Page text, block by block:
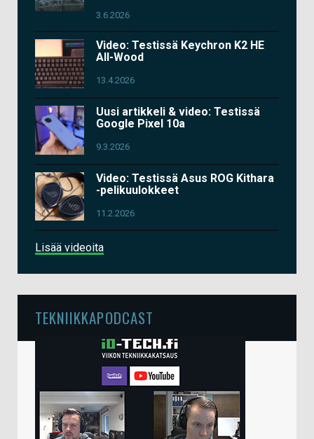
3.6.2026
Video: Testissä Keychron K2 HE
All-Wood
13.4.2026
Uusi artikkeli & video: Testissä
Google Pixel 10a
9.3.2026
Video: Testissä Asus ROG Kithara
-pelikuulokkeet
11.2.2026
Lisää videoita
TEKNIIKKAPODCAST